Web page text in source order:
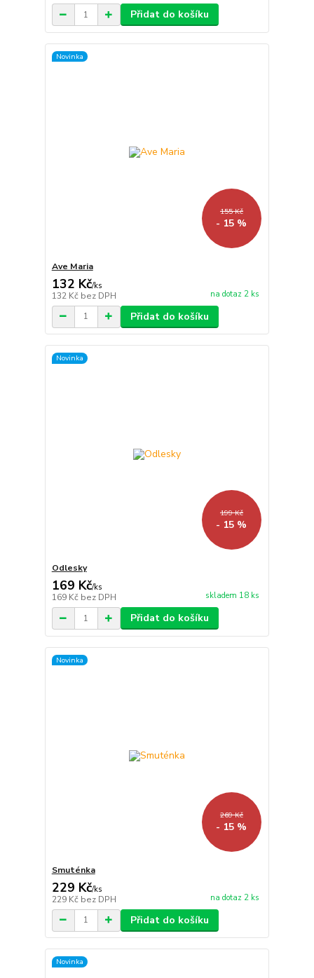
Přidat do košíku
Novinka
155 Kč
- 15 %
Ave Maria
132 Kč/ks
132 Kč bez DPH na dotaz 2 ks
Přidat do košíku
Novinka
199 Kč
- 15 %
Odlesky
169 Kč/ks
169 Kč bez DPH skladem 18 ks
Přidat do košíku
Novinka
269 Kč
- 15 %
Smuténka
229 Kč/ks
229 Kč bez DPH na dotaz 2 ks
Přidat do košíku
Novinka